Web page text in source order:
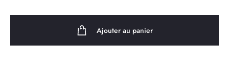
Ajouter au panier